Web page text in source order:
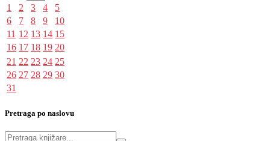
1
2 3 4
5
6
7 8 9
10
11 12 13 14 15
16 17 18 19 20
21 22 23 24 25
26 27 28 29 30
31
Pretraga po naslovu